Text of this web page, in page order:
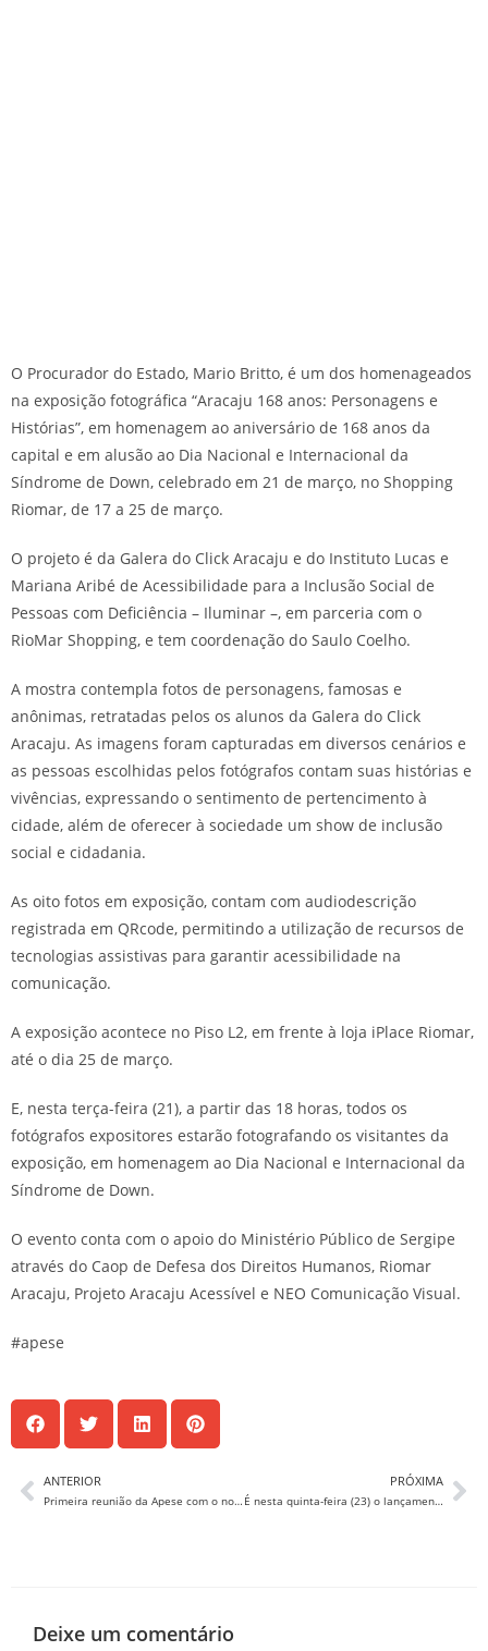
O Procurador do Estado, Mario Britto, é um dos homenageados
na exposição fotográfica “Aracaju 168 anos: Personagens e
Histórias”, em homenagem ao aniversário de 168 anos da
capital e em alusão ao Dia Nacional e Internacional da
Síndrome de Down, celebrado em 21 de março, no Shopping
Riomar, de 17 a 25 de março.
O projeto é da Galera do Click Aracaju e do Instituto Lucas e
Mariana Aribé de Acessibilidade para a Inclusão Social de
Pessoas com Deficiência – Iluminar –, em parceria com o
RioMar Shopping, e tem coordenação do Saulo Coelho.
A mostra contempla fotos de personagens, famosas e
anônimas, retratadas pelos os alunos da Galera do Click
Aracaju. As imagens foram capturadas em diversos cenários e
as pessoas escolhidas pelos fotógrafos contam suas histórias e
vivências, expressando o sentimento de pertencimento à
cidade, além de oferecer à sociedade um show de inclusão
social e cidadania.
As oito fotos em exposição, contam com audiodescrição
registrada em QRcode, permitindo a utilização de recursos de
tecnologias assistivas para garantir acessibilidade na
comunicação.
A exposição acontece no Piso L2, em frente à loja iPlace Riomar,
até o dia 25 de março.
E, nesta terça-feira (21), a partir das 18 horas, todos os
fotógrafos expositores estarão fotografando os visitantes da
exposição, em homenagem ao Dia Nacional e Internacional da
Síndrome de Down.
O evento conta com o apoio do Ministério Público de Sergipe
através do Caop de Defesa dos Direitos Humanos, Riomar
Aracaju, Projeto Aracaju Acessível e NEO Comunicação Visual.
#apese
ANTERIOR
Primeira reunião da Apese com o novo PGE, Carlos Pinna Jr
PRÓXIMA
É nesta quinta-feira (23) o lançamento do livro do primeiro presidente da Apese, Luiz José Azevedo Pereira de Melo.
Deixe um comentário